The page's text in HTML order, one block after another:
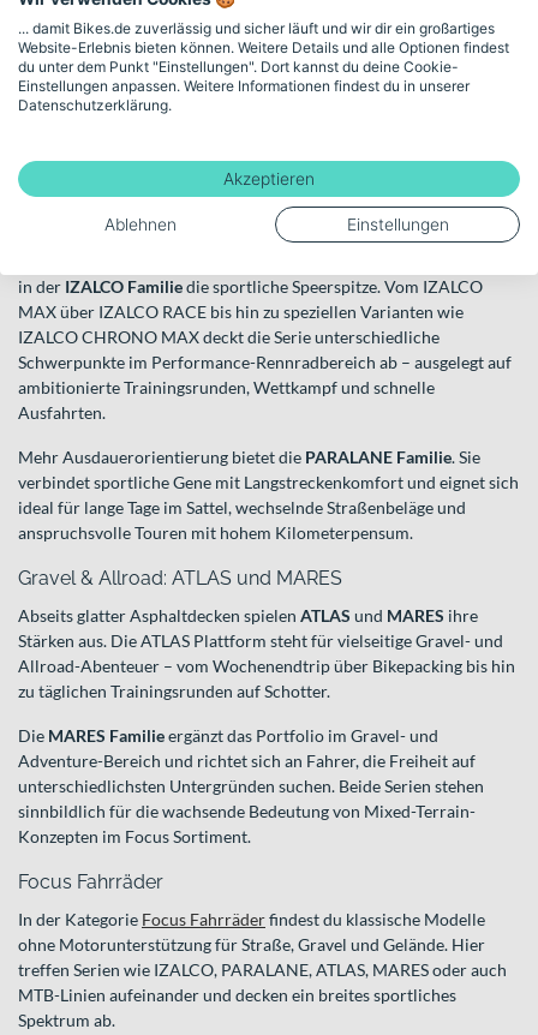
wurde die Marke vom Cyclocross-Weltmeister Mike Kluge – der
Rennsport-Gedanke prägt die Entwicklung bis heute.
Focus beschreibt seine Modelle als „Smart Performance Bikes“.
Gemeint ist ein ausgewogenes Zusammenspiel aus Rahmenkonzept,
leistungsorientierten Mountainbikes und E-Bikes.
Rennrad-Performance: IZALCO & PARALANE
in der IZALCO Familiedie sportliche Speerspitze. Vom IZALCO
MAX über IZALCO RACE bis hin zu speziellen Varianten wie
IZALCO CHRONO MAX deckt die Serie unterschiedliche
Schwerpunkte im Performance-Rennradbereich ab – ausgelegt auf
ambitionierte Trainingsrunden, Wettkampf und schnelle
Ausfahrten.
Mehr Ausdauerorientierung bietet die PARALANE Familie. Sie
verbindet sportliche Gene mit Langstreckenkomfort und eignet sich
ideal für lange Tage im Sattel, wechselnde Straßenbeläge und
anspruchsvolle Touren mit hohem Kilometerpensum.
Gravel & Allroad: ATLAS und MARES
Abseits glatter Asphaltdecken spielen ATLAS und MARES ihre
Stärken aus. Die ATLAS Plattform steht für vielseitige Gravel- und
Allroad-Abenteuer – vom Wochenendtrip über Bikepacking bis hin
zu täglichen Trainingsrunden auf Schotter.
Die MARES Familieergänzt das Portfolio im Gravel- und
Adventure-Bereich und richtet sich an Fahrer, die Freiheit auf
unterschiedlichsten Untergründen suchen. Beide Serien stehen
sinnbildlich für die wachsende Bedeutung von Mixed-Terrain-
Konzepten im Focus Sortiment.
Focus Fahrräder
In der Kategorie Focus Fahrräderfindest du klassische Modelle
ohne Motorunterstützung für Straße, Gravel und Gelände. Hier
treffen Serien wie IZALCO, PARALANE, ATLAS, MARES oder auch
MTB-Linien aufeinander und decken ein breites sportliches
Spektrum ab.
... damit Bikes.de zuverlässig und sicher läuft und wir dir ein großartiges
Website-Erlebnis bieten können. Weitere Details und alle Optionen findest
du unter dem Punkt "Einstellungen". Dort kannst du deine Cookie-
Einstellungen anpassen. Weitere Informationen findest du in unserer
Datenschutzerklärung.
Akzeptieren
Ablehnen Einstellungen